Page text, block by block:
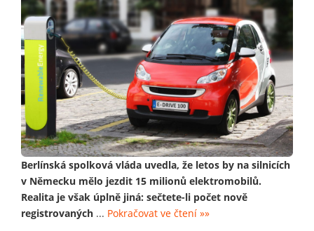
Berlínská spolková vláda uvedla, že letos by na silnicích
v Německu mělo jezdit 15 milionů elektromobilů.
Realita je však úplně jiná: sečtete-li počet nově
registrovaných ... Pokračovat ve čtení »»